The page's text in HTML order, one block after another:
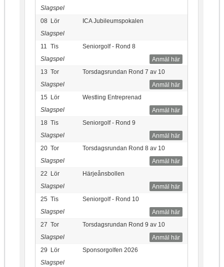
Slagspel
08
Lör
ICA Jubileumspokalen
Slagspel
11 Tis
Seniorgolf - Rond 8
Anmäl här
Slagspel
13 Tor
Torsdagsrundan Rond 7 av 10
Anmäl här
Slagspel
15
Lör
Westling Entreprenad
Anmäl här
Slagspel
18 Tis
Seniorgolf - Rond 9
Anmäl här
Slagspel
20 Tor
Torsdagsrundan Rond 8 av 10
Anmäl här
Slagspel
22
Lör
Härjeånsbollen
Anmäl här
Slagspel
25 Tis
Seniorgolf - Rond 10
Anmäl här
Slagspel
27 Tor
Torsdagsrundan Rond 9 av 10
Anmäl här
Slagspel
29
Lör
Sponsorgolfen 2026
Slagspel